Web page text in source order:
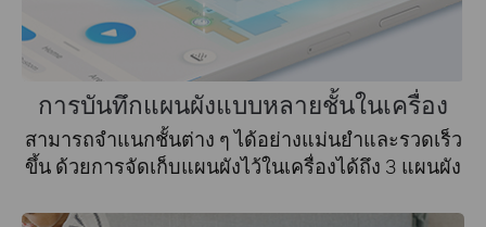
การบันทึกแผนผังแบบหลายชั้นในเครื่อง
สามารถจำแนกชั้นต่าง ๆ ได้อย่างแม่นยำและรวดเร็ว
ขึ้น ด้วยการจัดเก็บแผนผังไว้ในเครื่องได้ถึง 3 แผนผัง